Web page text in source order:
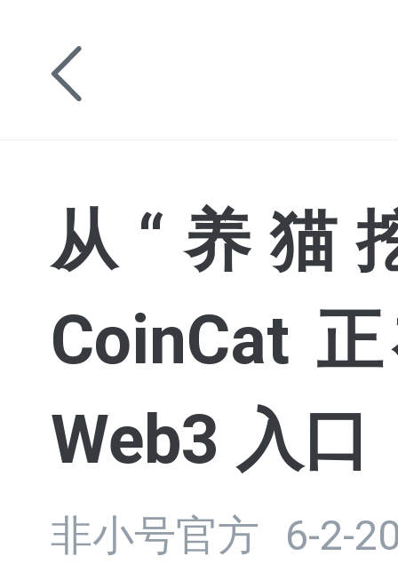
从“养猫
CoinCat
Web3 入口
非小号官方 6-2-